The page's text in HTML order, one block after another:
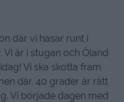
där vi hasar runt i
är i stugan och Öland
Vi ska skotta fram
där. 40 grader är rätt
Vi började dagen med